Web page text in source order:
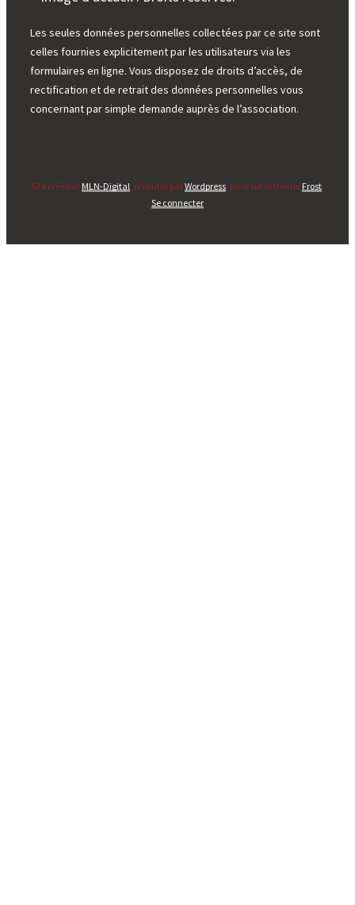
Les seules données personnelles collectées par ce site sont
celles fournies explicitement par les utilisateurs via les
formulaires en ligne. Vous disposez de droits d’accès, de
rectification et de retrait des données personnelles vous
concernant par simple demande auprès de l’association.
Site créé par MLN-Digital, propulsé parWordpress, basé sur le thème Frost.
Se connecter